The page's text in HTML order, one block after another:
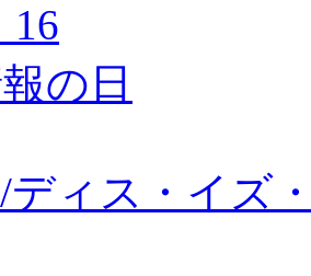
16
の日
ディス・イズ